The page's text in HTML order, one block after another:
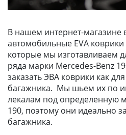
В нашем интернет-магазине
автомобильные EVA
которые мы изготавливаем
ряда марки Mercedes-Benz
заказать ЭВА коврики как
багажника. Мы шьем их по
лекалам под определенную
190, поэтому они идеально
багажника.